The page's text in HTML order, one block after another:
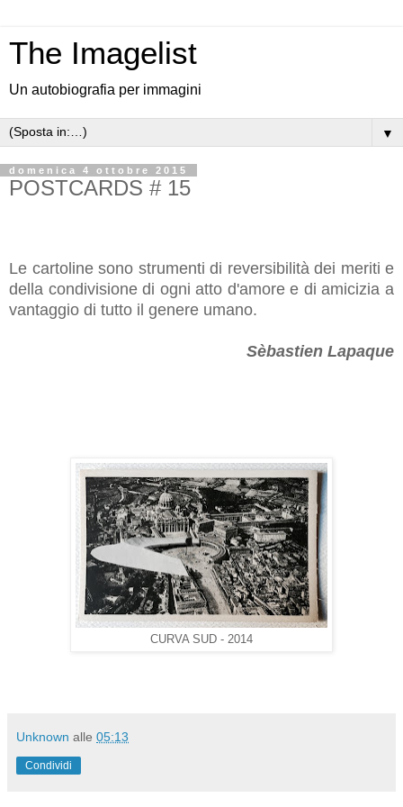
The Imagelist
Un autobiografia per immagini
▼
domenica 4 ottobre 2015
POSTCARDS # 15
Le cartoline sono strumenti di reversibilità dei meriti e
della condivisione di ogni atto d'amore e di amicizia a
vantaggio di tutto il genere umano.
Sèbastien Lapaque
CURVA SUD - 2014
Unknown alle 05:13
Condividi